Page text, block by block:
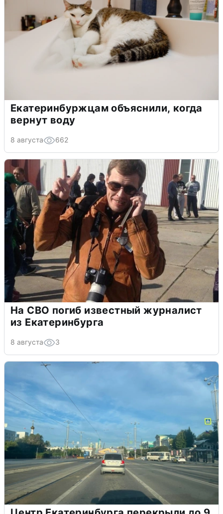
Екатеринбуржцам объяснили, когда
вернут воду
8 августа 662
На СВО погиб известный журналист
из Екатеринбурга
8 августа 3